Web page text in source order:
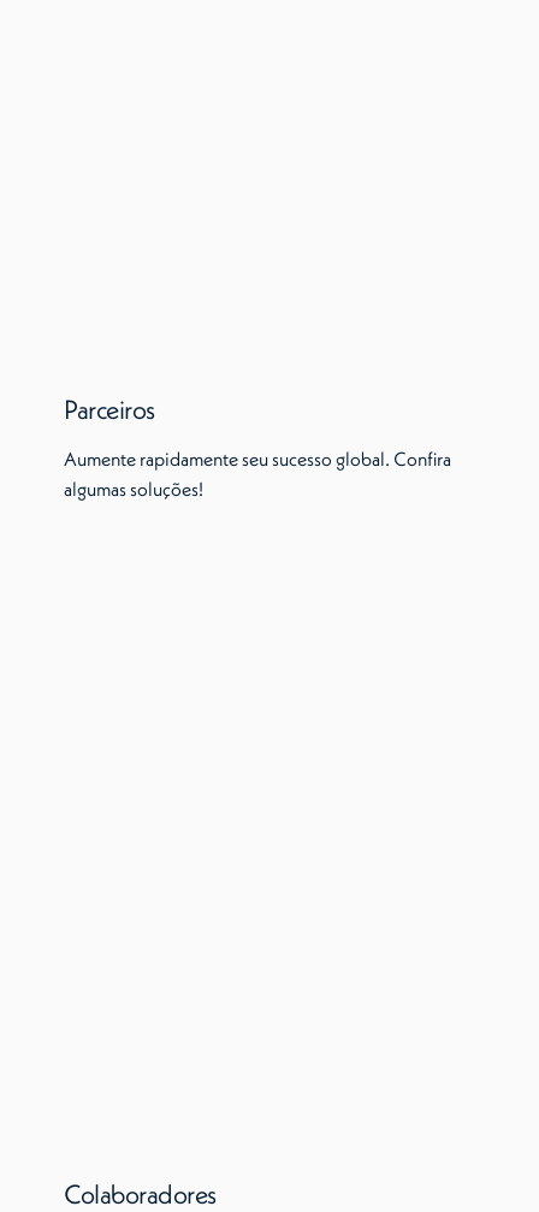
Parceiros
Aumente rapidamente seu sucesso global. Confira
algumas soluções!
Colaboradores